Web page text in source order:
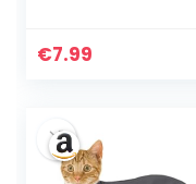
Alternative zur
Katzenbekleidung
für
€7.99